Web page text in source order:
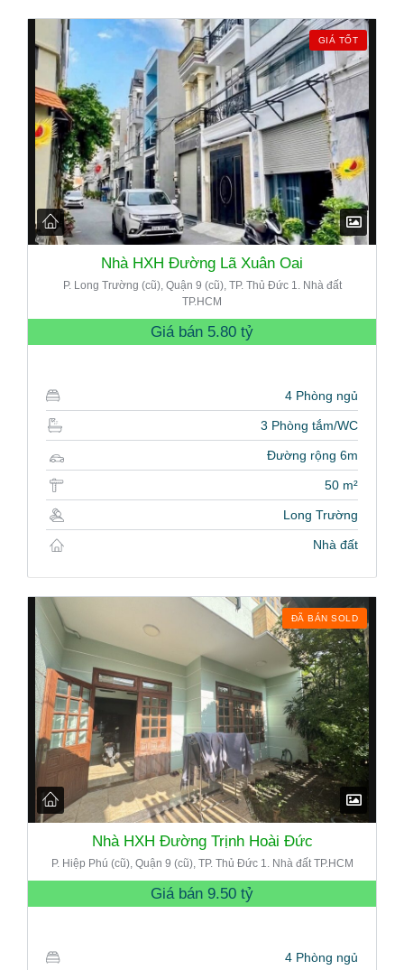
GIÁ TỐT
Nhà HXH Đường Lã Xuân Oai
P. Long Trường (cũ), Quận 9 (cũ), TP. Thủ Đức 1. Nhà đất
TP.HCM
Giá bán 5.80 tỷ
4 Phòng ngủ
3 Phòng tắm/WC
Đường rộng 6m
50 m²
Long Trường
Nhà đất
ĐÃ BÁN SOLD
Nhà HXH Đường Trịnh Hoài Đức
P. Hiệp Phú (cũ), Quận 9 (cũ), TP. Thủ Đức 1. Nhà đất TP.HCM
Giá bán 9.50 tỷ
4 Phòng ngủ